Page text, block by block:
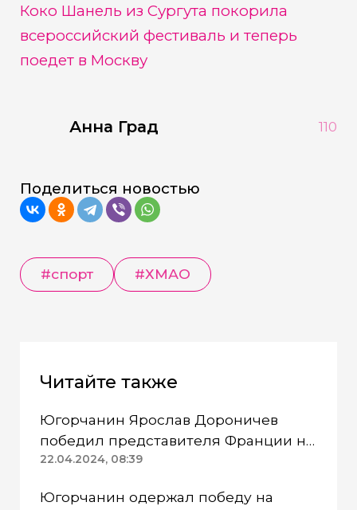
Коко Шанель из Сургута покорила
всероссийский фестиваль и теперь
поедет в Москву
Анна Град 110
Поделиться новостью
#спорт #ХМАО
Читайте также
Югорчанин Ярослав Дороничев
победил представителя Франции на
чемпионате Европы по боксу
22.04.2024, 08:39
Югорчанин одержал победу на